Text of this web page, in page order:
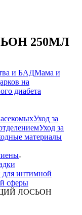
250МЛ
и БАДМама и
на
диабета
Уход за
Уход за
материалы
интимной
сферы
ЛОСЬОН